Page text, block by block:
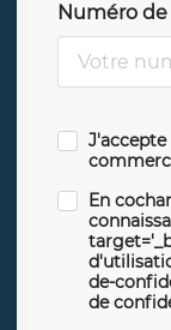
Numéro
En
de-
de